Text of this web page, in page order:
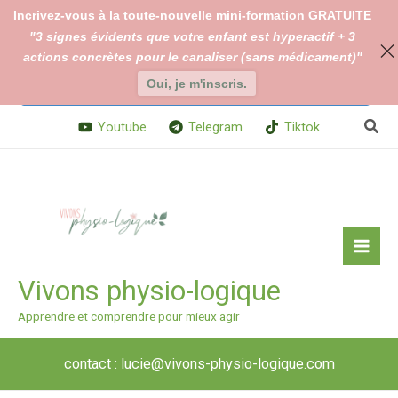
Aller
contenu
Youtube Telegram Tiktok
Vivons physio-logique
Apprendre et comprendre pour mieux agir
contact : lucie@vivons-physio-logique.com
En continuant à utiliser le site, vous acceptez l’utilisation des
cookies. Changer vos paramètres de cookies
Accepter
Incrivez-vous à la toute-nouvelle mini-formation GRATUITE
"3 signes évidents que votre enfant est hyperactif + 3
actions concrètes pour le canaliser (sans médicament)"
Oui, je m'inscris.